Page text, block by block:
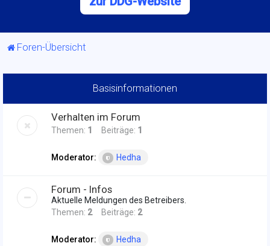
Foren-Übersicht
Basisinformationen
Verhalten im Forum
Themen: 1 Beiträge: 1
Moderator: Hedha
Forum - Infos
Aktuelle Meldungen des Betreibers.
Themen: 2Beiträge: 2
Moderator: Hedha